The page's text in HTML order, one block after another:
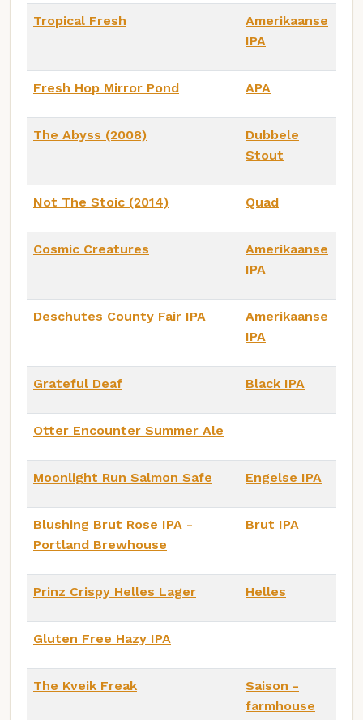
Tropical Fresh
Amerikaanse
IPA
Fresh Hop Mirror Pond APA
The Abyss (2008)
Dubbele
Stout
Not The Stoic (2014) Quad
Cosmic Creatures
Amerikaanse
IPA
Deschutes County Fair IPA
Amerikaanse
IPA
Grateful Deaf Black IPA
Otter Encounter Summer Ale
Moonlight Run Salmon Safe Engelse IPA
Blushing Brut Rose IPA -
Portland Brewhouse
Brut IPA
Prinz Crispy Helles Lager Helles
Gluten Free Hazy IPA
The Kveik Freak
Saison -
farmhouse